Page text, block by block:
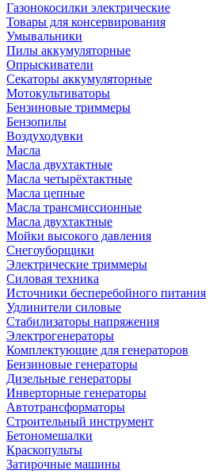
Газонокосилки электрические
Товары для консервирования
Умывальники
Пилы аккумуляторные
Опрыскиватели
Секаторы аккумуляторные
Мотокультиваторы
Бензиновые триммеры
Бензопилы
Воздуходувки
Масла
Масла двухтактные
Масла четырёхтактные
Масла цепные
Масла трансмиссионные
Масла двухтактные
Мойки высокого давления
Снегоуборщики
Электрические триммеры
Силовая техника
Источники бесперебойного питания
Удлинители силовые
Стабилизаторы напряжения
Электрогенераторы
Комплектующие для генераторов
Бензиновые генераторы
Дизельные генераторы
Инверторные генераторы
Автотрансформаторы
Строительный инструмент
Бетономешалки
Краскопульты
Затирочные машины